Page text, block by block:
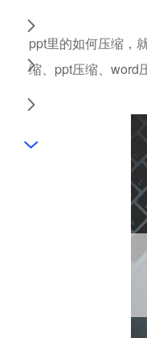
ppt里的如何压缩，
缩、ppt压缩、word